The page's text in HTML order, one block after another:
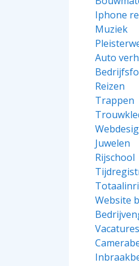
Iphone
Muziek
Auto
Reizen
Trappen
Juwelen
Rijschool
Website
Vacatures